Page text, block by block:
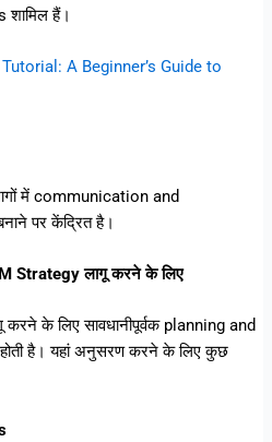
हैं।
A Beginner’s Guide to
में communication and
पर केंद्रित है।
Strategy लागू करने के लिए
के लिए सावधानीपूर्वक planning and
है। यहां अनुसरण करने के लिए कुछ